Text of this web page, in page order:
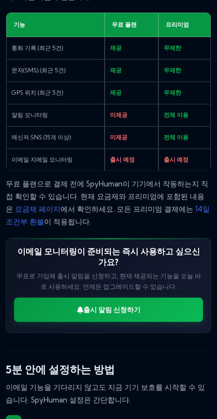
기능 무료 플랜 프리미엄
통화 기록 (최근 5건) 제공 무제한
문자(SMS) (최근 5건) 제공 무제한
GPS 위치 (최근 5건) 제공 무제한
알림 모니터링 미제공 전체 이용
메신저·SNS (15개 이상) 미제공 전체 이용
이메일·지메일 모니터링 출시 예정 출시 예정
무료 플랜으로 결제 전에 SpyHuman이 기기에서 작동하는지 직
접 확인할 수 있습니다. 현재 요금제와 프리미엄에 포함된 내용
은 요금제 페이지에서 확인하세요. 모든 프리미엄 결제에는 14일
조건부 환불이 적용됩니다.
이메일 모니터링이 준비되는 즉시 사용하고 싶으신
가요?
무료로 가입해 출시 알림을 신청하고, 현재 제공되는 기능을 오늘 바
로 사용하세요. 언제든 업그레이드할 수 있습니다.
출시 알림 신청하기
5분 안에 설정하는 방법
이메일 기능을 기다리지 않고도 지금 기기 보호를 시작할 수 있
습니다. SpyHuman 설정은 간단합니다.